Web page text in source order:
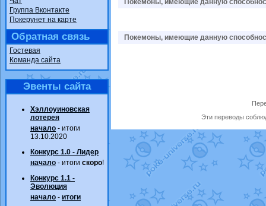
Группа Вконтакте
Покерунет на карте
Обратная связь
Гостевая
Команда сайта
Эвенты сайта
Хэллоуиновская
лотерея
начало - итоги
13.10.2020
Конкурс 1.0 - Лидер
начало - итоги скоро!
Конкурс 1.1 -
Эволюция
начало - итоги
Покемоны, имеющие данную
Покемоны, имеющие данную
Эти переводы